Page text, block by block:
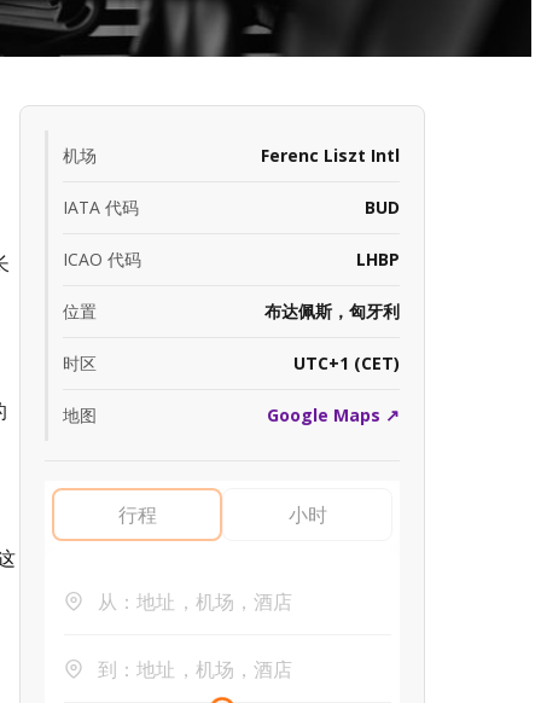
机场 Ferenc Liszt Intl
IATA 代码 BUD
ICAO 代码 LHBP
位置 布达佩斯，匈牙利
时区 UTC+1 (CET)
地图 Google Maps ↗